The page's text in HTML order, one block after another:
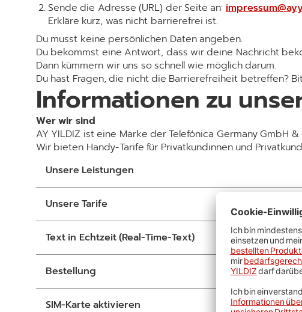
Sende die Adresse (URL) der Seite an:
Erkläre kurz, was nicht barrierefrei ist.
Du musst keine persönlichen Daten angeben.
Du bekommst eine Antwort, dass wir deine Nachricht
Dann kümmern wir uns so schnell wie möglich darum.
Du hast Fragen, die nicht die Barrierefreiheit betreffen?
Informationen zu
Wer wir sind
AY YILDIZ ist eine Marke der Telefónica Germany GmbH &
Wir bieten Handy-Tarife für Privatkundinnen und
Unsere Leistungen
Unsere Tarife
Text in Echtzeit (Real-Time-Text)
Bestellung
SIM-Karte aktivieren